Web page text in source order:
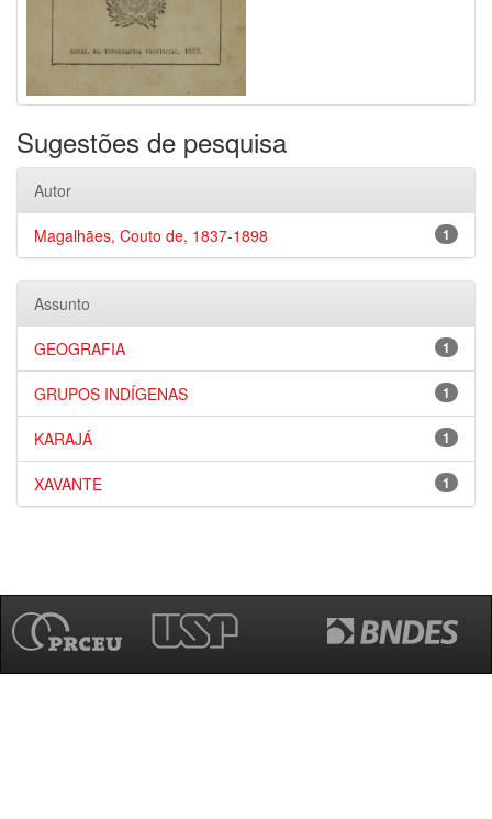
Sugestões de pesquisa
Autor
1
Magalhães, Couto de, 1837-1898
Assunto
1
GEOGRAFIA
1
GRUPOS INDÍGENAS
1
KARAJÁ
1
XAVANTE